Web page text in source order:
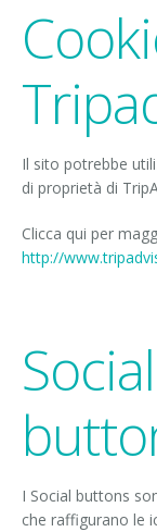
Il sito potrebbe
di proprietà di
Clicca qui per
http://
I Social buttons
che raffigurano le